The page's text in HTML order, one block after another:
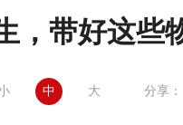
，带好这些
中 大 分享：